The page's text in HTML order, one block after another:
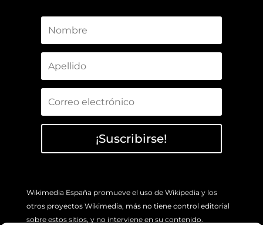
¡Suscribirse!
Wikimedia España promueve el uso de Wikipedia y los
otros proyectos Wikimedia, más no tiene control editorial
sobre estos sitios, y no interviene en su contenido.